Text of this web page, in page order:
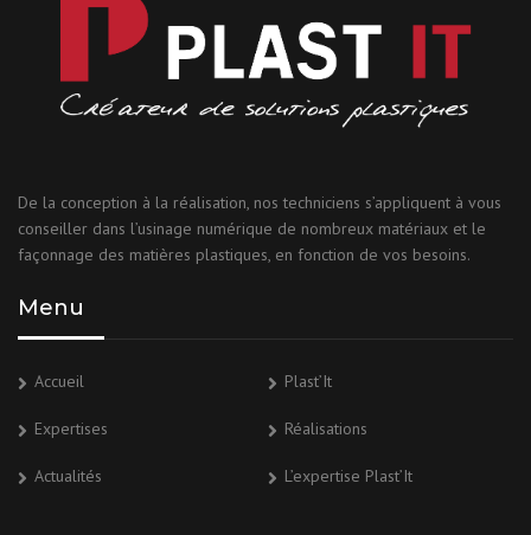
De la conception à la réalisation, nos techniciens s’appliquent à vous
conseiller dans l’usinage numérique de nombreux matériaux et le
façonnage des matières plastiques, en fonction de vos besoins.
Menu
Accueil Plast’It
Expertises Réalisations
Actualités L’expertise Plast’It